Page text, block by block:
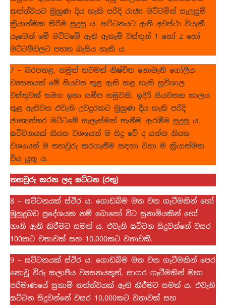
තත්ත්වයට මුහුණ දිය හැකි පරිදි රාජ්‍ය මට්ටමින් සැලසුම්
ක්‍රියාත්මක කිරීම සුදුසු ය. ඝට්ටනයට ඇති අවස්ථා වියැකී
යෑමෙන් මේ මට්ටමේ ඇති ඇතැම් වස්තූන් 1 හෝ 2 හෝ
මට්ටම්වලට පහත බැසිය හැකි ය.
7 – බරපතළ, නමුත් තවමත් නිෂ්චිත නොමැති ගෝලීය
ව්‍යසනයක් මේ සියවස තුළ ඇති කළ හැකි සුවිශාල
වස්තුවක් සමග ඉතා සමීප හමුවකි. ඉදිරි සියවසක කාලය
තුළ ඇතිවන එවැනි උවදුරකට මුහුණ දීය හැකි පරිදි
‍ජාත්‍යන්තර මට්ටමේ සැලැස්මක් තැනීම ඇරඹීම සුදුසු ය.
ඝට්ටනයක් නියත වශයෙන් ම සිදු වේ ද යන්න නියත
වශයෙන් ම තහවුරු කරගැනීම සඳහා වහා ම ක්‍රියාත්මක
විය යුතු ය.
තහවුරු කරන ලද ඝට්ටන (රතු)
8 – ඝට්ටනයක් ස්ථිර ය. ගොඩබිම මත වන ගැටීමකින් හෝ
මුහුදුබඩ ප්‍රදේශයක නම් බොහෝ විට සුනාමියකින් හෝ
හානි ඇති කිරීමට සමත් ය. එවැනි ඝට්ටන සිදුවන්නේ වසර
100කට වතාවක් සහ 10,000කට වතාවකි.
9 – ඝට්ටනයක් ස්ථිර ය. ගොඩබිම මත වන ගැටීමකින් පෙර
නොවූ විරූ කලාපීය ව්‍යසනයකුත්, සාගර ගෑටීමකින් මහා
පරිමාණයේ සුනාමි තත්ත්වයක් ඇති කිරීමට සමත් ය. එවැනි
ඝට්ටන සිදුවන්නේ වසර 10,000කට වතාවක් සහ